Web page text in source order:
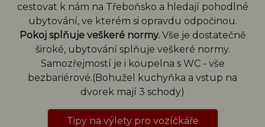
cestovat k nám na Třeboňsko a hledají pohodlné
ubytování, ve kterém si opravdu odpočinou.
Pokoj splňuje veškeré normy. Vše je dostatečně
široké, ubytování splňuje veškeré normy.
Samozřejmostí je i koupelna s WC - vše
bezbariérové.(Bohužel kuchyňka a vstup na
dvorek mají 3 schody)
Tipy na výlety pro vozíčkáře